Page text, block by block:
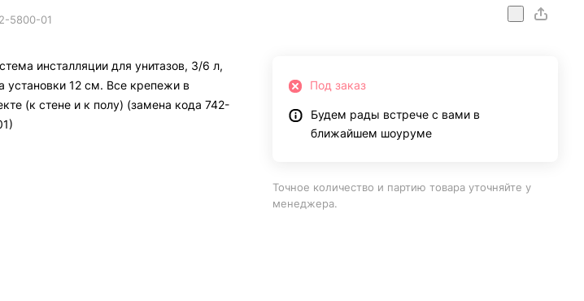
5800-01
инсталляции для унитазов, 3/6 л,
установки 12 см. Все крепежи в
(к стене и к полу) (замена кода 742-
Под заказ
Будем рады встрече с вами в
ближайшем шоуруме
Точное количество и партию товара уточняйте у
менеджера.